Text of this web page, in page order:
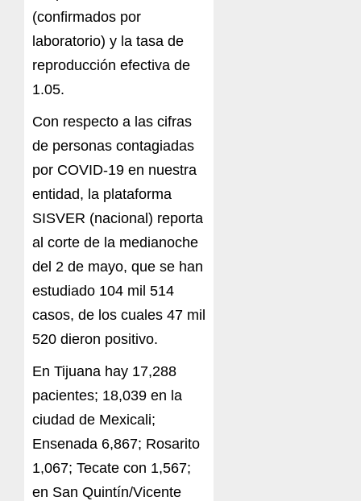
(confirmados por
laboratorio) y la tasa de
reproducción efectiva de
1.05.
Con respecto a las cifras
de personas contagiadas
por COVID-19 en nuestra
entidad, la plataforma
SISVER (nacional) reporta
al corte de la medianoche
del 2 de mayo, que se han
estudiado 104 mil 514
casos, de los cuales 47 mil
520 dieron positivo.
En Tijuana hay 17,288
pacientes; 18,039 en la
ciudad de Mexicali;
Ensenada 6,867; Rosarito
1,067; Tecate con 1,567;
en San Quintín/Vicente